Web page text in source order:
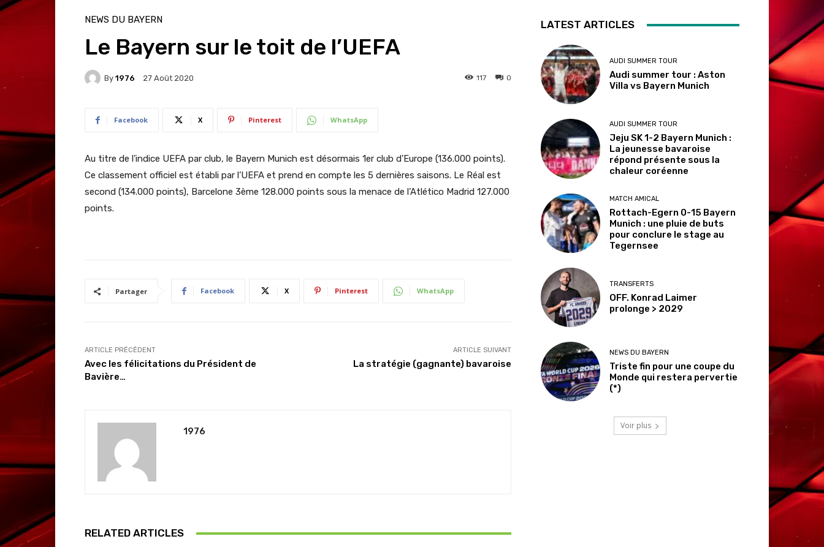
NEWS DU BAYERN
Le Bayern sur le toit de l’UEFA
By 1976 27 Août 2020 0
117
Facebook X Pinterest WhatsApp
Au titre de l’indice UEFA par club, le Bayern Munich est désormais 1er club d’Europe (136.000 points).
Ce classement officiel est établi par l’UEFA et prend en compte les 5 dernières saisons. Le Réal est
second (134.000 points), Barcelone 3ème 128.000 points sous la menace de l’Atlético Madrid 127.000
points.
Partager Facebook X Pinterest WhatsApp
ARTICLE PRÉCÉDENT
Avec les félicitations du Président de
Bavière…
ARTICLE SUIVANT
La stratégie (gagnante) bavaroise
1976
RELATED ARTICLES
LATEST ARTICLES
AUDI SUMMER TOUR
Audi summer tour : Aston
Villa vs Bayern Munich
AUDI SUMMER TOUR
Jeju SK 1-2 Bayern Munich :
La jeunesse bavaroise
répond présente sous la
chaleur coréenne
MATCH AMICAL
Rottach-Egern 0-15 Bayern
Munich : une pluie de buts
pour conclure le stage au
Tegernsee
TRANSFERTS
OFF. Konrad Laimer
prolonge > 2029
NEWS DU BAYERN
Triste fin pour une coupe du
Monde qui restera pervertie
(*)
Voir plus